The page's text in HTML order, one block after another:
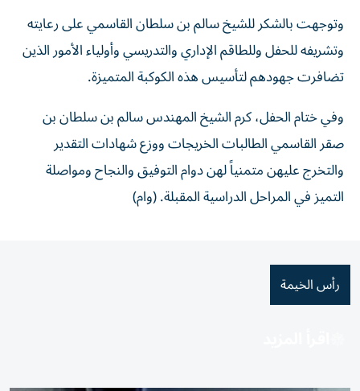
وتوجهت بالشكر للشيخ سالم بن سلطان القاسمي على رعايته
وتشريفه للحفل وللطاقم الإداري والتدريسي وأولياء الأمور الذين
تضافرت جهودهم لتأسيس هذه الكوكبة المتميزة.
وفي ختام الحفل، كرم الشيخ المهندس سالم بن سلطان بن
صقر القاسمي الطالبات الخريجات ووزع شهادات التقدير
والتخرج عليهن متمنياً لهن دوام التوفيق والنجاح ومواصلة
التميز في المراحل الدراسية المقبلة. (وام)
رأس الخيمة